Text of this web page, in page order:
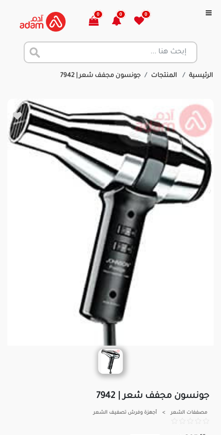
0
0
0
الرئيسية المنتجات جونسون مجفف شعر | 7942
جونسون مجفف شعر | 7942
مصففات الشعر > أجهزة وفرش تصفيف الشعر